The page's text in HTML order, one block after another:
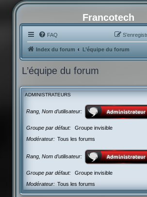
Francotech
FAQ
Index du forum L’équipe du forum
L’équipe du forum
ADMINISTRATEURS
Rang, Nom d’utilisateur
Groupe par défaut
Groupe invisible
Modérateur
Tous les forums
Rang, Nom d’utilisateur
Groupe par défaut
Groupe invisible
Modérateur
Tous les forums